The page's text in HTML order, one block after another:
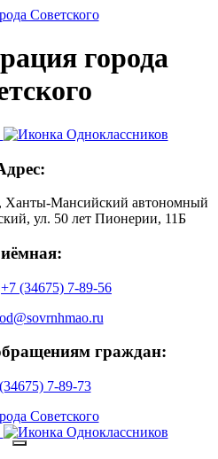
города
Ханты-Мансийский автономный
ул. 50 лет Пионерии, 11Б
+7 (34675) 7-89-56
граждан:
7-89-73